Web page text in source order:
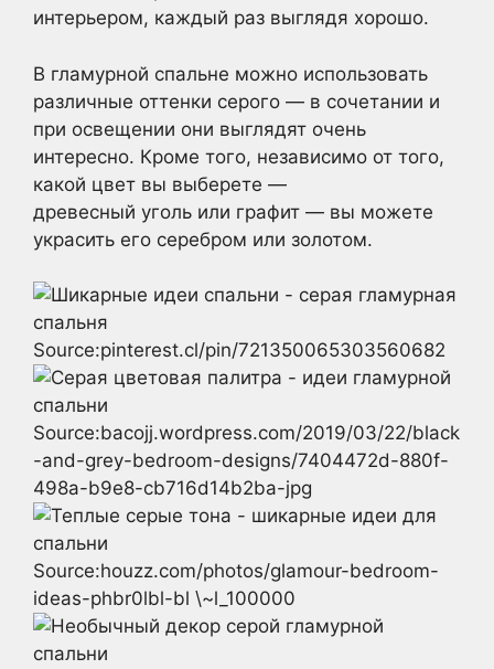
интерьером, каждый раз выглядя хорошо.
В гламурной спальне можно использовать
различные оттенки серого — в сочетании и
при освещении они выглядят очень
интересно. Кроме того, независимо от того,
какой цвет вы выберете —
древесный уголь или графит — вы можете
украсить его серебром или золотом.
Source:pinterest.cl/pin/721350065303560682
Source:bacojj.wordpress.com/2019/03/22/black
-and-grey-bedroom-designs/7404472d-880f-
498a-b9e8-cb716d14b2ba-jpg
Source:houzz.com/photos/glamour-bedroom-
ideas-phbr0lbl-bl \~l_100000